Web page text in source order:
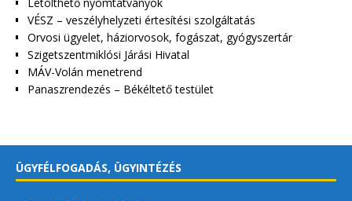
Letölthető nyomtatványok
VÉSZ – veszélyhelyzeti értesítési szolgáltatás
Orvosi ügyelet, háziorvosok, fogászat, gyógyszertár
Szigetszentmiklósi Járási Hivatal
MÁV-Volán menetrend
Panaszrendezés – Békéltető testület
ÜGYFÉLFOGADÁS, ÜGYINTÉZÉS